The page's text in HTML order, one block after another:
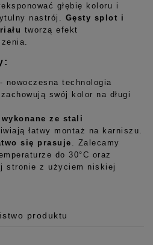
głębię koloru i
nastrój. Gęsty splot i
tworzą efekt
- nowoczesna technologia
swój kolor na długi
ze stali
łatwy montaż na karniszu.
się prasuje . Zalecamy
do 30°C oraz
stronie z użyciem niskiej
produktu